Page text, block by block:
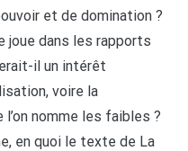
et de domination ?
joue dans les rapports
il un intérêt
voire la
nomme les faibles ?
en quoi le texte de La